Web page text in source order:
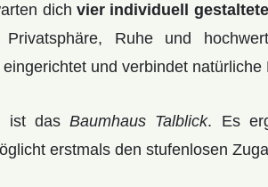
dich vier individuell
Ruhe und
und verbindet
ist dasBaumhaus Talblick. Es
erstmals den stufenlosen